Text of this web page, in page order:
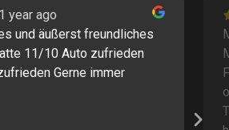
1 year ago
und äußerst freundliches
11/10 Auto zufrieden
Gerne immer